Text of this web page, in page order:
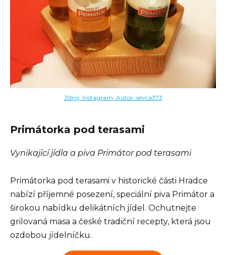
Zdroj: Instagram, Autor: sevca373
Primátorka pod terasami
Vynikající jídla a piva Primátor pod terasami
Primátorka pod terasami v historické části Hradce
nabízí příjemné posezení, speciální piva Primátor a
širokou nabídku delikátních jídel. Ochutnejte
grilovaná masa a české tradiční recepty, která jsou
ozdobou jídelníčku.